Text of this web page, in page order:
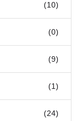
(10)
(0)
(9)
(1)
(24)